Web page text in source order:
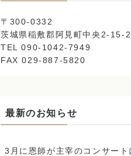
〒300-0332
茨城県稲敷郡阿見町中央2-15-
TEL 090-1042-7949
FAX 029-887-5820
最新のお知らせ
3月に恩師が主宰のコンサート